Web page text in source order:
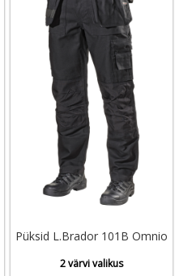
Püksid L.Brador 101B Omnio
2 värvi valikus